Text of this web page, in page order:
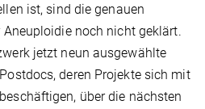
ist, sind die genauen
noch nicht geklärt.
jetzt neun ausgewählte
deren Projekte sich mit
über die nächsten